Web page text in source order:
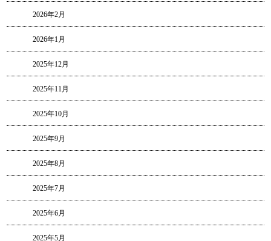
2026年2月
2026年1月
2025年12月
2025年11月
2025年10月
2025年9月
2025年8月
2025年7月
2025年6月
2025年5月